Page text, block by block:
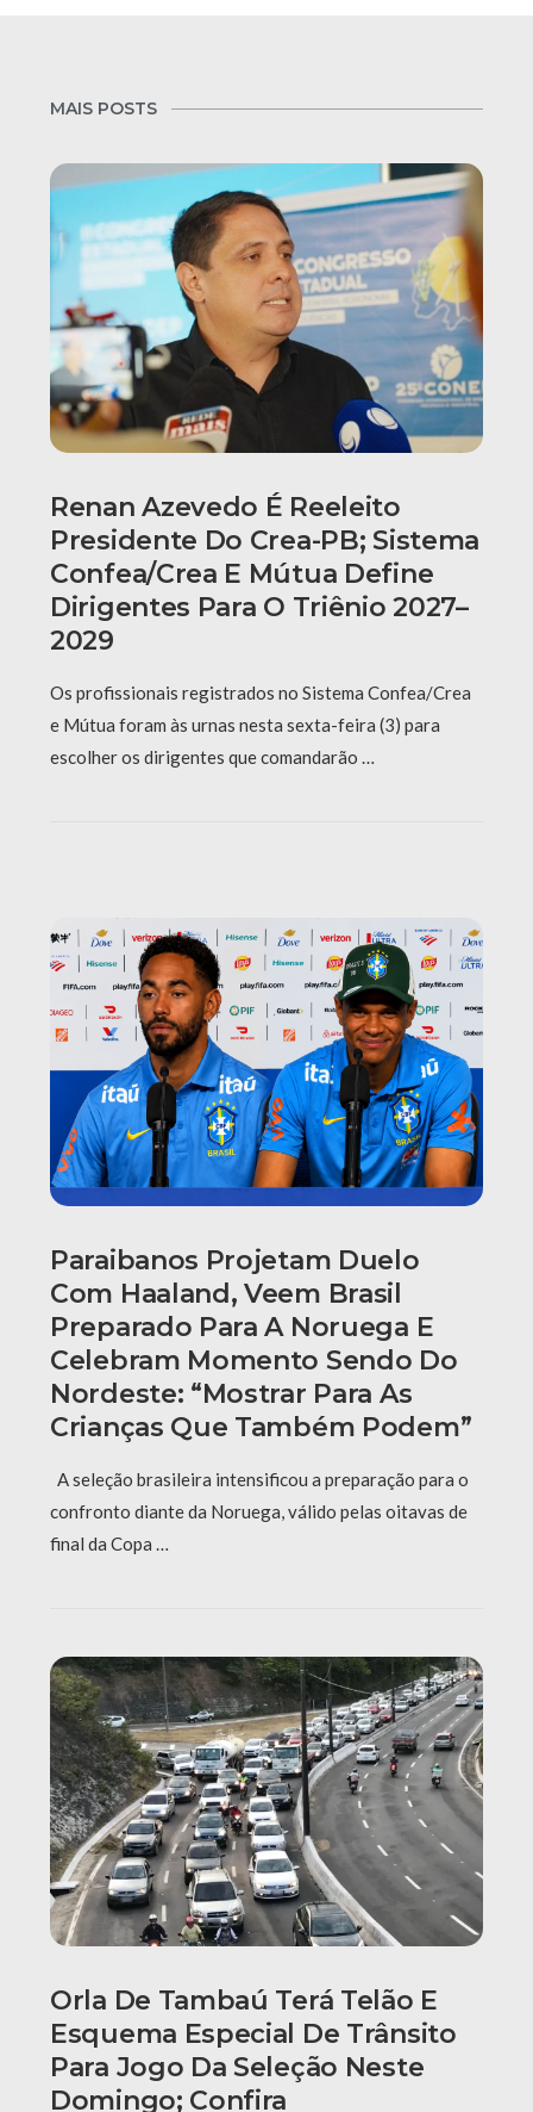
MAIS POSTS
Renan Azevedo É Reeleito
Presidente Do Crea-PB; Sistema
Confea/Crea E Mútua Define
Dirigentes Para O Triênio 2027–
2029
Os profissionais registrados no Sistema Confea/Crea
e Mútua foram às urnas nesta sexta-feira (3) para
escolher os dirigentes que comandarão …
Paraibanos Projetam Duelo
Com Haaland, Veem Brasil
Preparado Para A Noruega E
Celebram Momento Sendo Do
Nordeste: “Mostrar Para As
Crianças Que Também Podem”
A seleção brasileira intensificou a preparação para o
confronto diante da Noruega, válido pelas oitavas de
final da Copa …
Orla De Tambaú Terá Telão E
Esquema Especial De Trânsito
Para Jogo Da Seleção Neste
Domingo; Confira